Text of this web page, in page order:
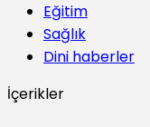
Eğitim
Sağlık
Dini haberler
İçerikler